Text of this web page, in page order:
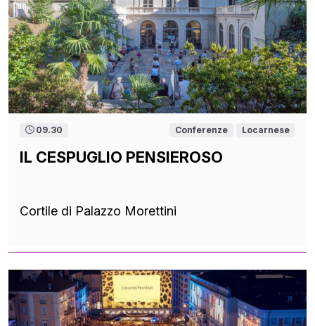
09.30 Conferenze Locarnese
IL CESPUGLIO PENSIEROSO
Cortile di Palazzo Morettini